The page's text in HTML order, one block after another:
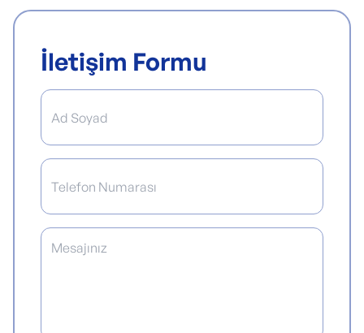
İletişim Formu